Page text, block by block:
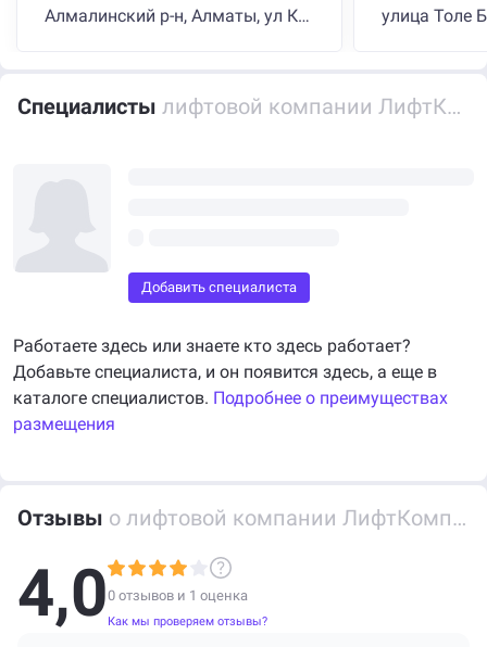
Алмалинский р-н, Алматы, ул Кабанбай Батыра, д 260а улица Толе
Специалисты лифтовой компании ЛифтКомплекс
Добавить специалиста
Работаете здесь или знаете кто здесь работает?
Добавьте специалиста, и он появится здесь, а еще в
каталоге специалистов. Подробнее о преимуществах
размещения
Отзывы о лифтовой компании ЛифтКомплекс
4,00 отзывов и 1 оценка
Как мы проверяем отзывы?